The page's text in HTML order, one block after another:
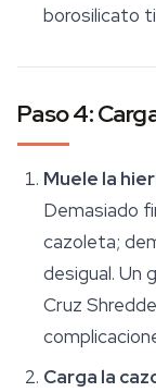
borosilicato
Paso 4:
Muele la
Demasiado
cazoleta;
desigual. Un
Cruz
Carga la